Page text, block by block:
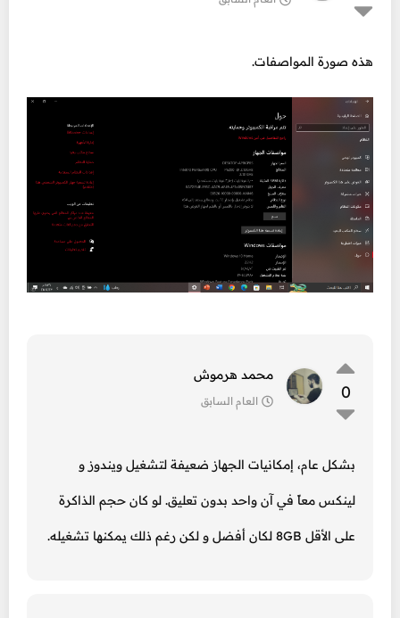
هذه صورة المواصفات.
0
محمد هرموش
العام السابق
بشكل عام، إمكانيات الجهاز ضعيفة لتشغيل ويندوز و
لينكس معاً في آن واحد بدون تعليق. لو كان حجم الذاكرة
على الأقل 8GB لكان أفضل و لكن رغم ذلك يمكنها تشغيله.